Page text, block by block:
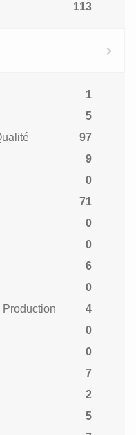
113
1
5
97
9
0
71
0
0
6
0
Production
4
0
0
7
2
5